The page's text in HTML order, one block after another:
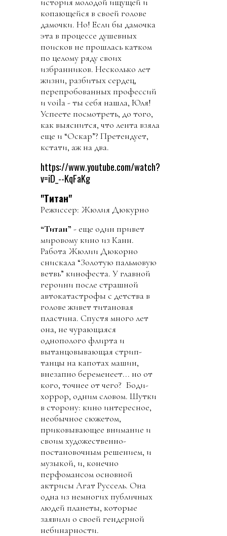
копающейся в своей голове
дамочки. Но! Если бы дамочка
эта в процессе душевных
поисков не прошлась катком
по целому ряду своих
избранников. Несколько лет
жизни, разбитых сердец,
перепробованных профессий
и voila - ты себя нашла, Юля!
Успеете посмотреть, до того,
как выяснится, что лента взяла
еще и “Оскар”? Претендует,
кстати, аж на два.
https://www.youtube.com/watch?
v=iD_--KqFaKg
"Титан"
Режиссер: Жюлия Дюкурно
“Титан” - еще один привет
мировому кино из Канн.
Работа Жюлии Дюкорно
снискала “Золотую пальмовую
ветвь” кинофеста. У главной
героини после страшной
автокатастрофы с детства в
голове живет титановая
пластина. Спустя много лет
она, не чурающаяся
однополого флирта и
вытанцовывающая стрип-
танцы на капотах машин,
внезапно беременеет... но от
кого, точнее от чего? Боди-
хоррор, одним словом. Шутки
в сторону: кино интересное,
необычное сюжетом,
приковывающее внимание и
своим художественно-
постановочным решением, и
музыкой, и, конечно
перфомансом основной
актрисы Агат Руссель. Она
одна из немногих публичных
людей планеты, которые
заявили о своей гендерной
небинарности.